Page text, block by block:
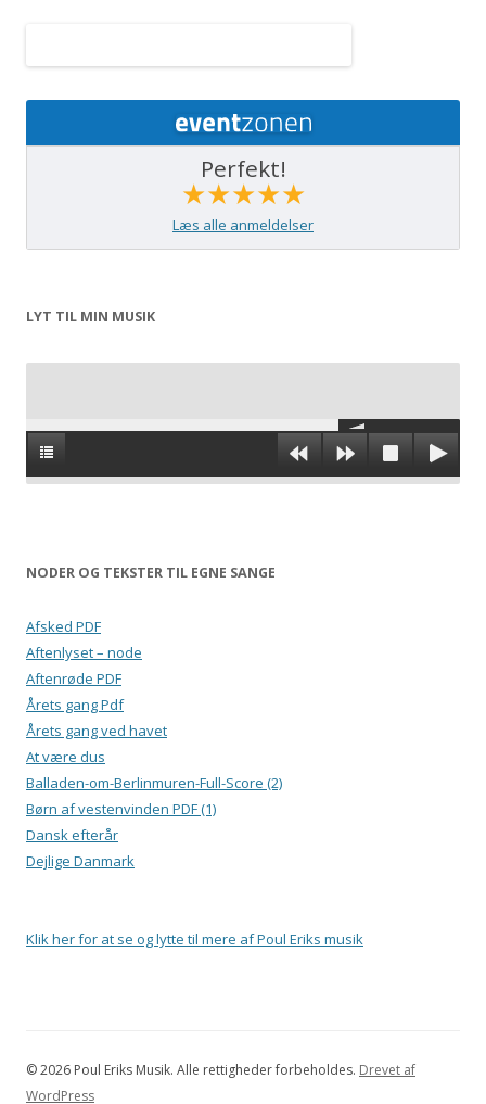
Perfekt!
★★★★★
Læs alle anmeldelser
LYT TIL MIN MUSIK
NODER OG TEKSTER TIL EGNE SANGE
Afsked PDF
Aftenlyset – node
Aftenrøde PDF
Årets gang Pdf
Årets gang ved havet
At være dus
Balladen-om-Berlinmuren-Full-Score (2)
Børn af vestenvinden PDF (1)
Dansk efterår
Dejlige Danmark
Klik her for at se og lytte til mere af Poul Eriks musik
© 2026 Poul Eriks Musik. Alle rettigheder forbeholdes. Drevet af
WordPress